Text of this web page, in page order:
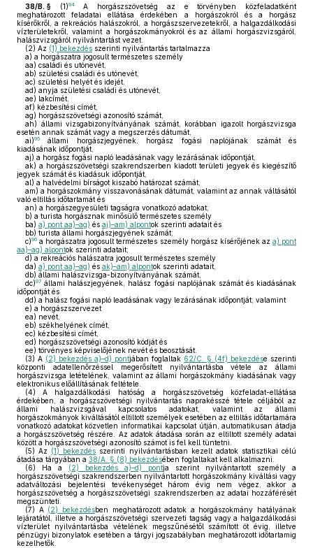
38/B. § (1)94A horgászszövetség az e törvényben közfeladatként
meghatározott feladatai ellátása érdekében a horgászokról és a horgász
kísérőkről, a rekreációs halászokról, a horgászszervezetekről, a halgazdálkodási
vízterületekről, valamint a horgászokmányokról és az állami horgászvizsgáról,
halászvizsgáról nyilvántartást vezet.
(2) Az (1) bekezdés szerinti nyilvántartás tartalmazza
a) a horgászatra jogosult természetes személy
aa) családi és utónevét,
ab) születési családi és utónevét,
ac) születési helyét és idejét,
ad) anyja születési családi és utónevét,
ae) lakcímét,
af) kézbesítési címét,
ag) horgászszövetségi azonosító számát,
ah) állami vizsgabizonyítványának számát, korábban igazolt horgászvizsga
esetén annak számát vagy a megszerzés dátumát,
ai)95
állami horgászjegyének, horgász fogási naplójának számát és
kiadásának időpontját,
aj) a horgász fogási napló leadásának vagy lezárásának időpontját,
ak) a horgászszövetségi szakrendszerben kiadott területi jegyek és kiegészítő
jegyek számát és kiadásuk időpontját,
al) a halvédelmi bírságot kiszabó határozat számát,
am) a horgászokmány visszavonásának dátumát, valamint az annak váltásától
való eltiltás időtartamát és
an) a horgászegyesületi tagságra vonatkozó adatokat;
b) a turista horgásznak minősülő természetes személy
ba) a) pont aa)–ag) és aj)–am) alpontok szerinti adatait és
bb) turista állami horgászjegyének számát;
c)96 a horgászatra jogosult természetes személy horgász kísérőjének az a) pont
aa)–ag) alpontok szerinti adatait;
d) a rekreációs halászatra jogosult természetes személy
da) a) pont aa)–ag) és ak)–am) alpontok szerinti adatait,
db) állami halászvizsga-bizonyítványának számát,
dc)97 állami halászjegyének, halász fogási naplójának számát és kiadásának
időpontját és
dd) a halász fogási napló leadásának vagy lezárásának időpontját; valamint
e) a horgászszervezet
ea) nevét,
eb) székhelyének címét,
ec) kézbesítési címét,
ed) horgászszövetségi azonosító kódját és
ee) törvényes képviselőjének nevét és beosztását.
(3) A (2) bekezdés a)–d) pontjában foglaltak 62/C. § (4f) bekezdése szerinti
központi adatellenőrzéssel megerősített nyilvántartásba vétele az állami
horgászvizsga letételének, valamint az állami horgászokmány kiadásának vagy
elektronikus előállításának feltétele.
(4) A halgazdálkodási hatóság a horgászszövetség közfeladat-ellátása
érdekében, a horgászszövetségi nyilvántartás naprakésszé tétele céljából az
állami halászvizsgával kapcsolatos adatokat, valamint az állami
horgászokmányok kiváltásától eltiltott személyek esetében az eltiltás időtartamára
vonatkozó adatokat közvetlen informatikai kapcsolat útján, automatikusan átadja
a horgászszövetség részére. Az adatok átadása során az eltiltott személy adatai
között a horgászszövetségi azonosító számot is fel kell tüntetni.
(5) Az (1) bekezdés szerinti nyilvántartásban kezelt adatok statisztikai célú
átadása tárgyában a 38/A. § (8) bekezdésében foglaltakat kell alkalmazni.
(6) Ha a (2) bekezdés a)–d) pontja szerint nyilvántartott személy a
horgászszövetségi szakrendszerben nyilvántartott horgászokmány kiváltási vagy
adatváltozási bejelentési tevékenységet három évig nem végez, akkor a
horgászszövetség a horgászszövetségi szakrendszerben az adatai hozzáférését
megszünteti.
(7) A (2) bekezdésben meghatározott adatok a horgászokmány hatályának
lejáratától, illetve a horgászszövetségi szervezeti tagság vagy a halgazdálkodási
vízterület nyilvántartásba vételének megszűnésétől számított öt évig, illetve
pénzügyi bizonylatok esetében a tárgyi jogszabályban meghatározott időtartamig
kezelhetők.